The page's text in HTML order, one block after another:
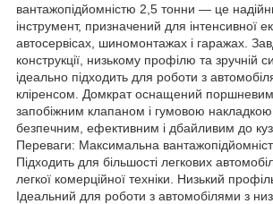
вантажопідйомністю 2,5 тонни — це
інструмент, призначений для інтенсивної
автосервісах, шиномонтажах і гаражах.
конструкції, низькому профілю та зручній
ідеально підходить для роботи з
кліренсом. Домкрат оснащений
запобіжним клапаном і гумовою
безпечним, ефективним і дбайливим до
Переваги: Максимальна
Підходить для більшості легкових
легкої комерційної техніки. Низький
Ідеальний для роботи з автомобілями з